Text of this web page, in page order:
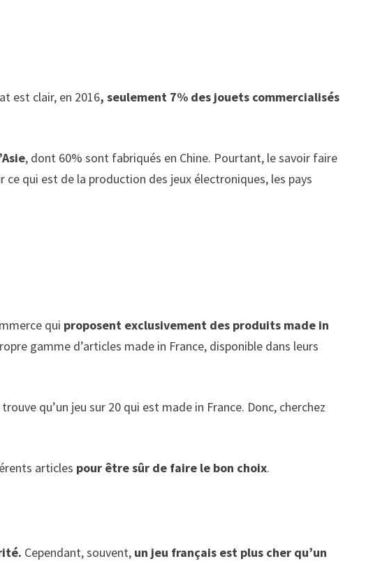
est clair, en 2016, seulement 7% des jouets commercialisés
, dont 60% sont fabriqués en Chine. Pourtant, le savoir faire
ce qui est de la production des jeux électroniques, les pays
qui proposent exclusivement des produits made in
gamme d’articles made in France, disponible dans leurs
trouve qu’un jeu sur 20 qui est made in France. Donc, cherchez
articles pour être sûr de faire le bon choix.
Cependant, souvent, un jeu français est plus cher qu’un